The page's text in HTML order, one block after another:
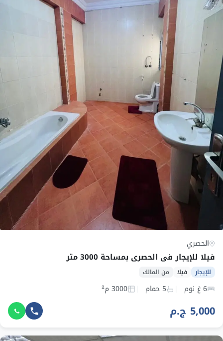
الحصري
فيلا للإيجار في الحصري بمساحة 3000 متر
للإيجار فيلا من المالك
6 غ نوم 5 حمام 3000 م²
5,000 ج.م